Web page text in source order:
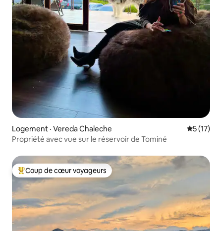
Logement · Vereda Chaleche Note
5 (17)
Propriété avec vue sur le réservoir de Tominé
Coup de cœur voyageurs parmi les plus aimés
Coup de cœur voyageurs